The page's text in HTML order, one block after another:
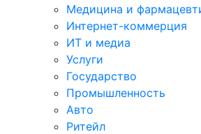
Медицина и
Интернет-коммерция
ИТ и медиа
Услуги
Государство
Промышленность
Авто
Ритейл